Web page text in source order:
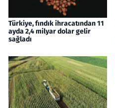
Türkiye, fındık ihracatından 11
ayda 2,4 milyar dolar gelir
sağladı